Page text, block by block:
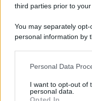
third parties prior to your
You may separately
personal information by
This information may
disclose it to other
Personal Data
I want to opt-out of
personal data.